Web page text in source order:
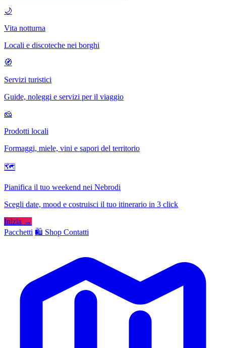
🌙
Vita notturna
Locali e discoteche nei borghi
🧭
Servizi turistici
Guide, noleggi e servizi per il viaggio
🧀
Prodotti locali
Formaggi, miele, vini e sapori del territorio
🗺
Pianifica il tuo weekend nei Nebrodi
Scegli date, mood e costruisci il tuo itinerario in 3 click
Inizia →
Pacchetti 🛍️ Shop Contatti